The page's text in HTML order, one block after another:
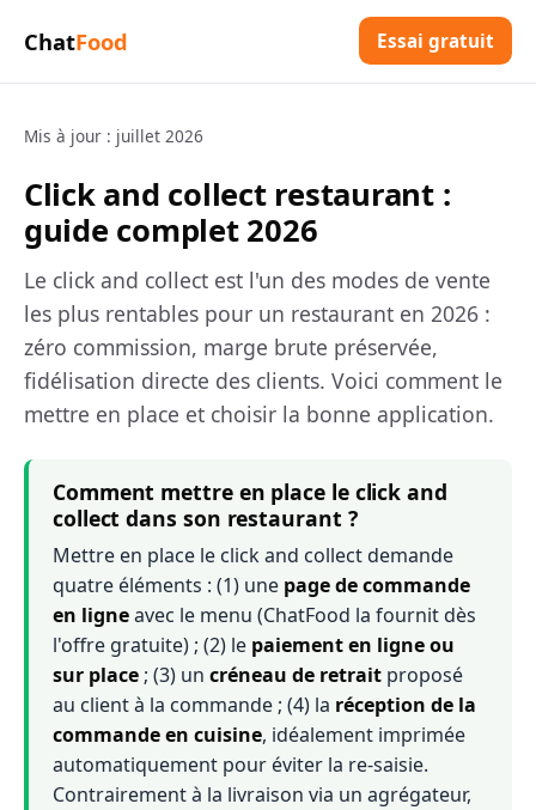
ChatFood Essai gratuit
Mis à jour : juillet 2026
Click and collect restaurant :
guide complet 2026
Le click and collect est l'un des modes de vente
les plus rentables pour un restaurant en 2026 :
zéro commission, marge brute préservée,
fidélisation directe des clients. Voici comment le
mettre en place et choisir la bonne application.
Comment mettre en place le click and
collect dans son restaurant ?
Mettre en place le click and collect demande
quatre éléments : (1) une page de commande
en ligneavec le menu (ChatFood la fournit dès
l'offre gratuite) ; (2) le paiement en ligne ou
sur place ; (3) un créneau de retrait proposé
au client à la commande ; (4) la réception de la
commande en cuisine, idéalement imprimée
automatiquement pour éviter la re-saisie.
Contrairement à la livraison via un agrégateur,